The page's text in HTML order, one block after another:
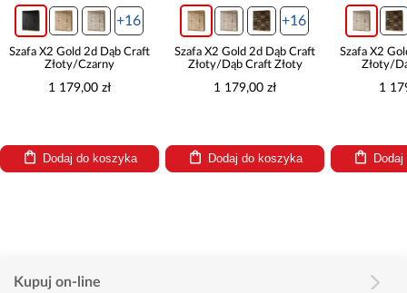
+16
Szafa X2 Gold 2d Dąb Craft
Złoty/Czarny
1 179,00 zł
Dodaj do koszyka
+16
Szafa X2 Gold 2d Dąb Craft
Złoty/Dąb Craft Złoty
1 179,00 zł
Dodaj do koszyka
Szafa X2
Złoty/
1
Kupuj on-line